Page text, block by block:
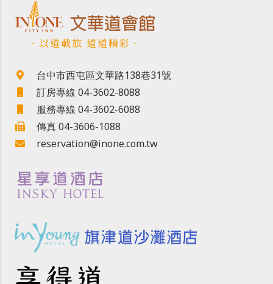
．以道載旅 道道精彩．
台中市西屯區文華路138巷31號
訂房專線 04-3602-8088
服務專線 04-3602-6088
傳真 04-3606-1088
reservation@inone.com.tw